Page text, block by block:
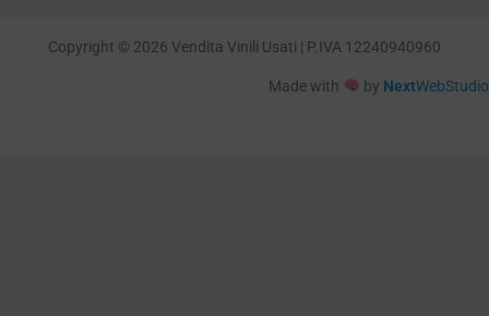
Copyright © 2026 Vendita Vinili Usati | P.IVA 12240940960
Made with by NextWebStudio